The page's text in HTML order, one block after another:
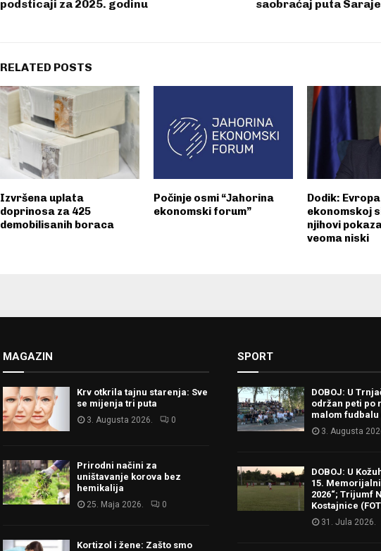
podsticaji za 2025. godinu
saobraćaj puta
RELATED POSTS
Izvršena uplata
doprinosa za 425
demobilisanih boraca
Počinje osmi “Јahorina
ekonomski forum”
Dodik:
ekonomskoj
njihovi
veoma niski
MAGAZIN
Krv otkrila tajnu starenja: Sve
se mijenja tri puta
3. Augusta 2026. 0
Prirodni načini za
uništavanje korova bez
hemikalija
25. Maja 2026. 0
Kortizol i žene: Zašto smo
SPORT
DOBOJ: U
održan peti po
malom fudbalu
3. Augusta
DOBOJ: U
15.
2026“; Trijumf
Kostajnice
31. Jula 2026.